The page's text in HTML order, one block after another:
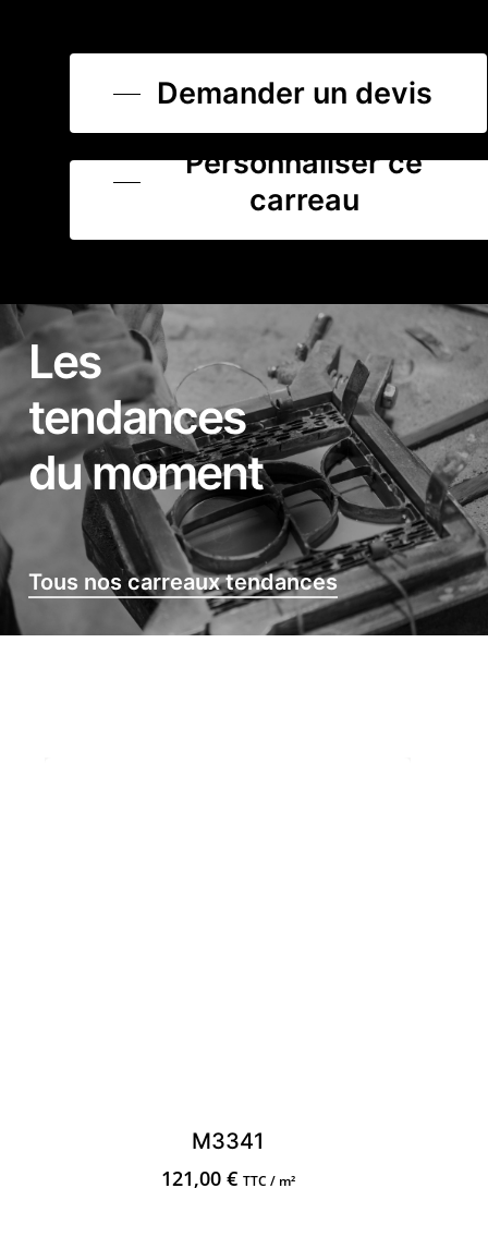
Demander un devis
Personnaliser ce
carreau
Les
tendances
du moment
Tous nos carreaux tendances
M3341
121,00 € TTC / m²